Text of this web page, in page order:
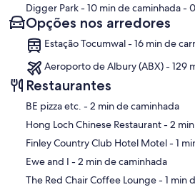
Digger Park- 10 min de caminhada-
Opções nos arredores
Estação Tocumwal - 16 min de
Aeroporto de Albury (ABX) - 129
Restaurantes
‪BE pizza etc. - ‬2 min de caminhada
‪Hong Loch
‪Finley
‪Ewe and I - ‬2 min de caminhada
‪The Red Chair